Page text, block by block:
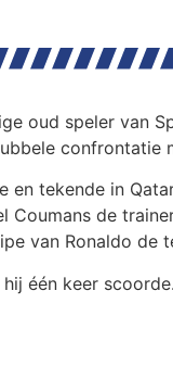
oud speler van
confrontatie
tekende in
Coumans de
van Ronaldo de
één keer scoorde.